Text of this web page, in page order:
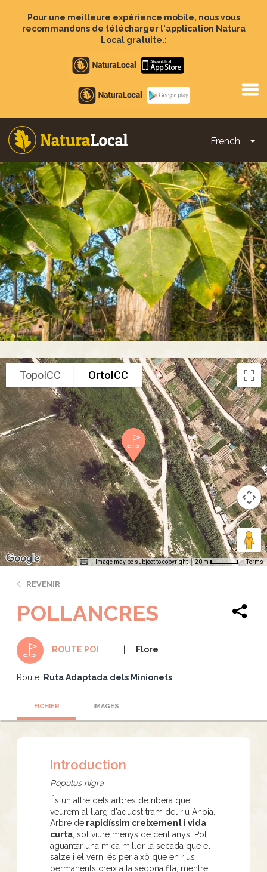
contenu
Pour une meilleure expérience mobile, nous vous
recommandons de télécharger l'application Natura
Local gratuite.:
Apple
store
Google
Play
French
Main
navigation
TopoICC OrtoICC
Image may be subject to copyright 20 m Terms
REVENIR
POLLANCRES
ROUTE POI Flore
Route: Ruta Adaptada dels Minionets
FICHIER IMAGES
Introduction
Populus nigra
És un altre dels arbres de ribera que
veurem al llarg d'aquest tram del riu Anoia.
Arbre de rapidíssim creixement i vida
curta , sol viure menys de cent anys. Pot
aguantar una mica millor la secada que el
salze i el vern, és per això que en rius
permanents creix a la segona fila, mentre